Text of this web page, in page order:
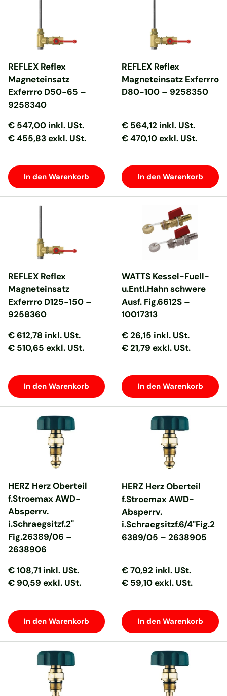
REFLEX Reflex
Magneteinsatz
Exferrro D50-65 –
9258340
Normaler Preis
Normaler Preis
€ 547,00 inkl. USt.
€ 455,83 exkl. USt.
In den Warenkorb
REFLEX Reflex
Magneteinsatz Exferrro
D80-100 – 9258350
Normaler Preis
Normaler Preis
€ 564,12 inkl. USt.
€ 470,10 exkl. USt.
In den Warenkorb
REFLEX Reflex
Magneteinsatz
Exferrro D125-150 –
9258360
Normaler Preis
Normaler Preis
€ 612,78 inkl. USt.
€ 510,65 exkl. USt.
In den Warenkorb
WATTS Kessel-Fuell-
u.Entl.Hahn schwere
Ausf. Fig.6612S –
10017313
Normaler Preis
Normaler Preis
€ 26,15 inkl. USt.
€ 21,79 exkl. USt.
In den Warenkorb
HERZ Herz Oberteil
f.Stroemax AWD-
Absperrv.
i.Schraegsitzf.2"
Fig.26389/06 –
2638906
Normaler Preis
Normaler Preis
€ 108,71 inkl. USt.
€ 90,59 exkl. USt.
In den Warenkorb
HERZ Herz Oberteil
f.Stroemax AWD-
Absperrv.
i.Schraegsitzf.6/4"Fig.2
6389/05 – 2638905
Normaler Preis
Normaler Preis
€ 70,92 inkl. USt.
€ 59,10 exkl. USt.
In den Warenkorb